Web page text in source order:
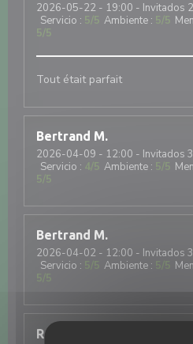
2026-05-22 - 19:00 - Invitados 2
Servicio : 5/5 Ambiente : 5/5
5/5
Tout était parfait
Bertrand M
2026-04-09 - 12:00 - Invitados 3
Servicio : 4/5 Ambiente : 5/5
5/5
Bertrand M
2026-04-02 - 12:00 - Invitados 3
Servicio : 5/5 Ambiente : 5 /5
5/5
Rolande